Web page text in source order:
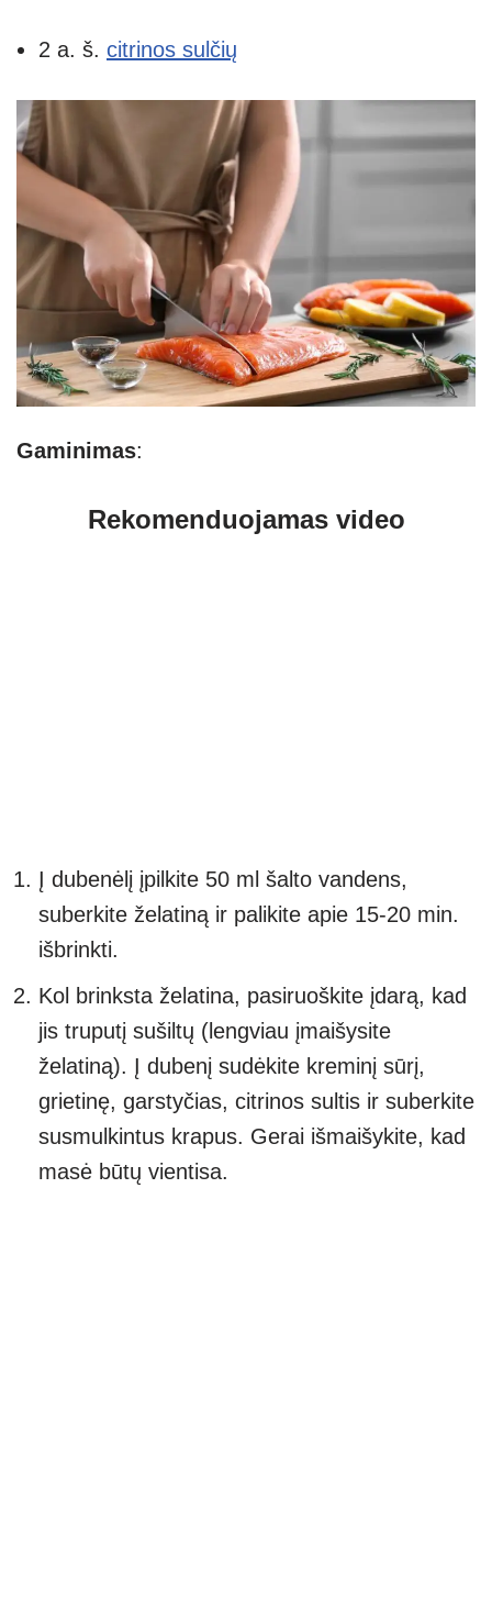
2 a. š. citrinos sulčių
Gaminimas:
Rekomenduojamas video
Į dubenėlį įpilkite 50 ml šalto vandens,
suberkite želatiną ir palikite apie 15-20 min.
išbrinkti.
Kol brinksta želatina, pasiruoškite įdarą, kad
jis truputį sušiltų (lengviau įmaišysite
želatiną). Į dubenį sudėkite kreminį sūrį,
grietinę, garstyčias, citrinos sultis ir suberkite
susmulkintus krapus. Gerai išmaišykite, kad
masė būtų vientisa.